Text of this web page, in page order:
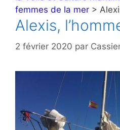
femmes de la mer >
Alexis,
2 février 2020 par